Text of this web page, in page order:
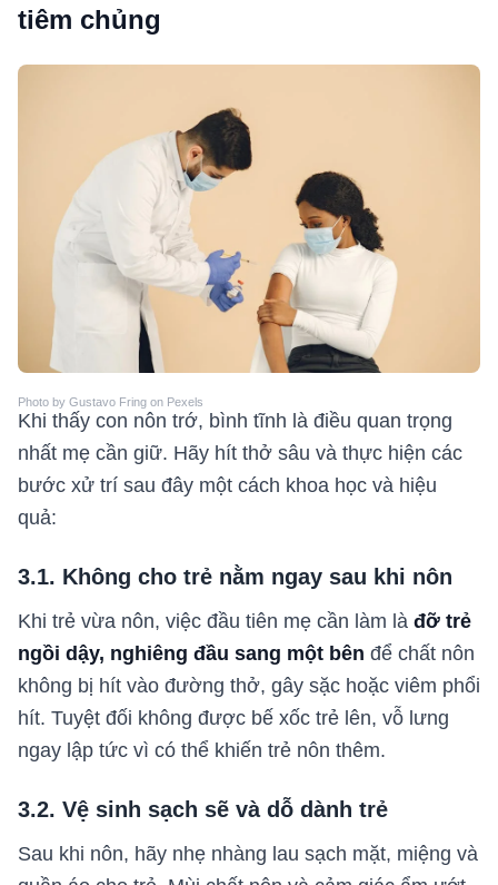
tiêm chủng
Photo by Gustavo Fring on Pexels
Khi thấy con nôn trớ, bình tĩnh là điều quan trọng
nhất mẹ cần giữ. Hãy hít thở sâu và thực hiện các
bước xử trí sau đây một cách khoa học và hiệu
quả:
3.1. Không cho trẻ nằm ngay sau khi nôn
Khi trẻ vừa nôn, việc đầu tiên mẹ cần làm là đỡ trẻ
ngồi dậy, nghiêng đầu sang một bên để chất nôn
không bị hít vào đường thở, gây sặc hoặc viêm phổi
hít. Tuyệt đối không được bế xốc trẻ lên, vỗ lưng
ngay lập tức vì có thể khiến trẻ nôn thêm.
3.2. Vệ sinh sạch sẽ và dỗ dành trẻ
Sau khi nôn, hãy nhẹ nhàng lau sạch mặt, miệng và